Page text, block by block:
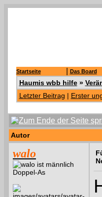
Startseite Das Board
Haumis wbb hilfe»
Letzter Beitrag | Erster
Autor
walo
Doppel-As